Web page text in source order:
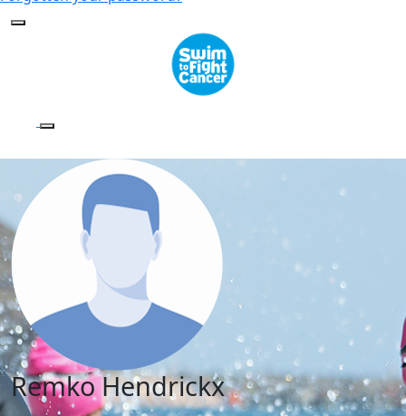
Remko Hendrickx